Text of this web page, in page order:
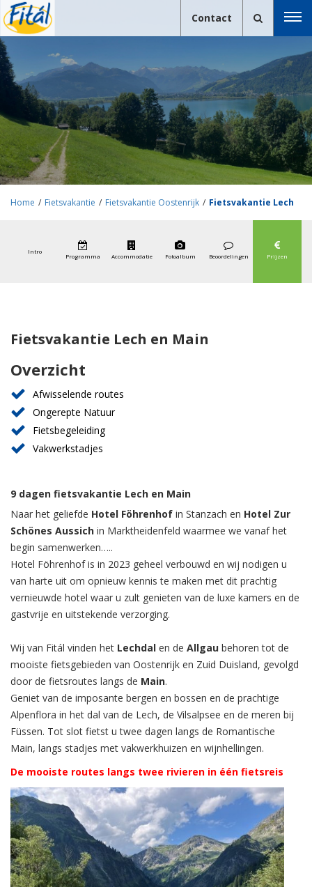
Contact
Home / Fietsvakantie / Fietsvakantie Oostenrijk / Fietsvakantie Lech
Intro
Programma Accommodatie Fotoalbum Beoordelingen Prijzen
Fietsvakantie Lech en Main
Overzicht
Afwisselende routes
Ongerepte Natuur
Fietsbegeleiding
Vakwerkstadjes
9 dagen fietsvakantie Lech en Main
Naar het geliefde Hotel Föhrenhof in Stanzach en Hotel Zur
Schönes Aussich in Marktheidenfeld waarmee we vanaf het
begin samenwerken…..
Hotel Föhrenhof is in 2023 geheel verbouwd en wij nodigen u
van harte uit om opnieuw kennis te maken met dit prachtig
vernieuwde hotel waar u zult genieten van de luxe kamers en de
gastvrije en uitstekende verzorging.
Wij van Fitál vinden het Lechdal en de Allgau behoren tot de
mooiste fietsgebieden van Oostenrijk en Zuid Duisland, gevolgd
door de fietsroutes langs de Main.
Geniet van de imposante bergen en bossen en de prachtige
Alpenflora in het dal van de Lech, de Vilsalpsee en de meren bij
Füssen. Tot slot fietst u twee dagen langs de Romantische
Main, langs stadjes met vakwerkhuizen en wijnhellingen.
De mooiste routes langs twee rivieren in één fietsreis